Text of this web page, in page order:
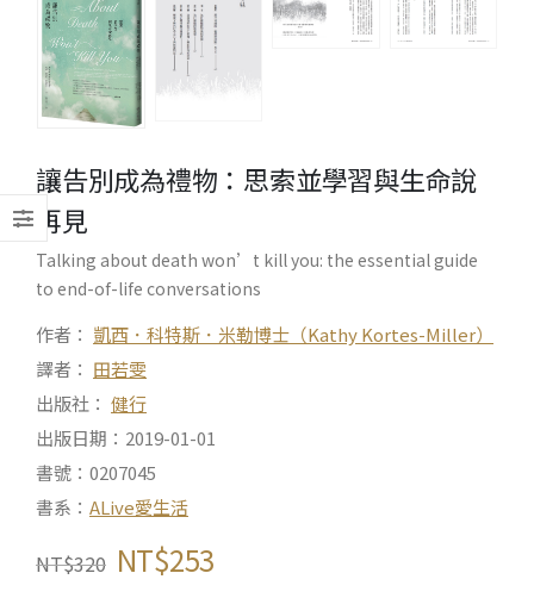
讓告別成為禮物：思索並學習與生命說
再見
Talking about death won’t kill you: the essential guide
to end-of-life conversations
作者： 凱西．科特斯．米勒博士（Kathy Kortes-Miller）
譯者： 田若雯
出版社： 健行
出版日期：2019-01-01
書號：0207045
書系： ALive愛生活
NT$320 NT$253